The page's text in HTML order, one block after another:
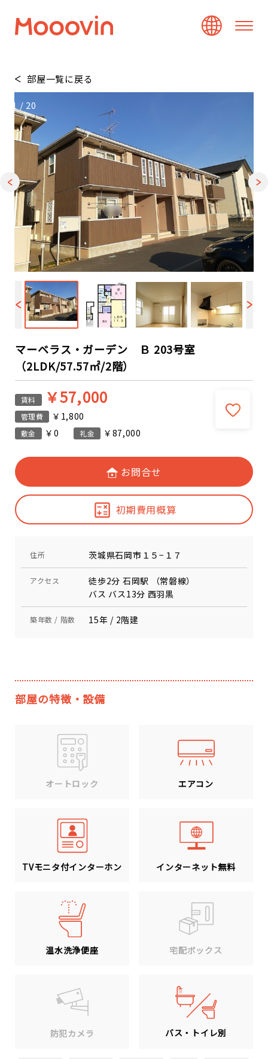
部屋一覧に戻る
1 / 20
マーベラス・ガーデン Ｂ 203号室
（2LDK/57.57㎡/2階）
賃料 ￥57,000
管理費 ￥1,800
敷金 ￥0 礼金 ￥87,000
お問合せ
初期費用概算
住所 茨城県石岡市１５−１７
アクセス
徒歩2分 石岡駅 （常磐線）
バス バス13分 西羽黒
築年数 / 階数 15年 / 2階建
部屋の特徴・設備
オートロック エアコン
TVモニタ付インターホン インターネット無料
温水洗浄便座 宅配ボックス
防犯カメラ バス・トイレ別